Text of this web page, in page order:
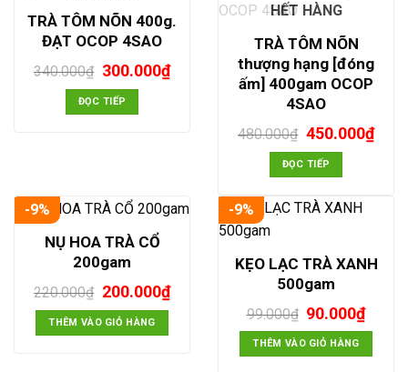
TRÀ TÔM NÕN 400g.
ĐẠT OCOP 4SAO
340.000₫ Giá
gốc
là:
340.000₫.
300.000₫Giá
hiện
300.000₫.
ĐỌC TIẾP
HẾT HÀNG
TRÀ TÔM NÕN
thượng hạng [đóng
ấm] 400gam OCOP
4SAO
480.000₫ Giá
gốc
là:
480.000₫.
450.000₫Giá
hiện
ĐỌC TIẾP
-9%
NỤ HOA TRÀ CỔ
200gam
220.000₫ Giá
gốc
là:
220.000₫.
200.000₫Giá
hiện
200.000₫.
THÊM VÀO GIỎ HÀNG
-9%
KẸO LẠC TRÀ XANH
500gam
99.000₫ Giá
gốc
là:
99.000₫.
90.000₫Giá
hiện
là:
THÊM VÀO GIỎ HÀNG